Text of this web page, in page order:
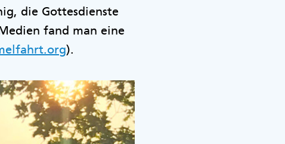
die Gottesdienste
fand man eine
).